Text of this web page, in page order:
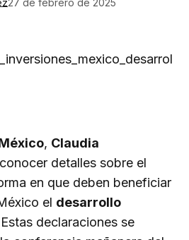
, Claudia
detalles sobre el
en que deben beneficiar
el desarrollo
declaraciones se